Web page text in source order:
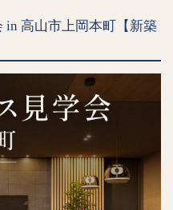
in 高山市上岡本町【新築